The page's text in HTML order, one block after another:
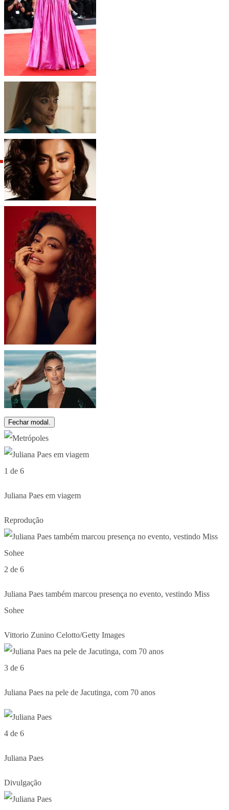
Fechar modal.
1 de 6
Juliana Paes em viagem
Reprodução
2 de 6
Juliana Paes também marcou presença no evento, vestindo Miss
Sohee
Vittorio Zunino Celotto/Getty Images
3 de 6
Juliana Paes na pele de Jacutinga, com 70 anos
4 de 6
Juliana Paes
Divulgação